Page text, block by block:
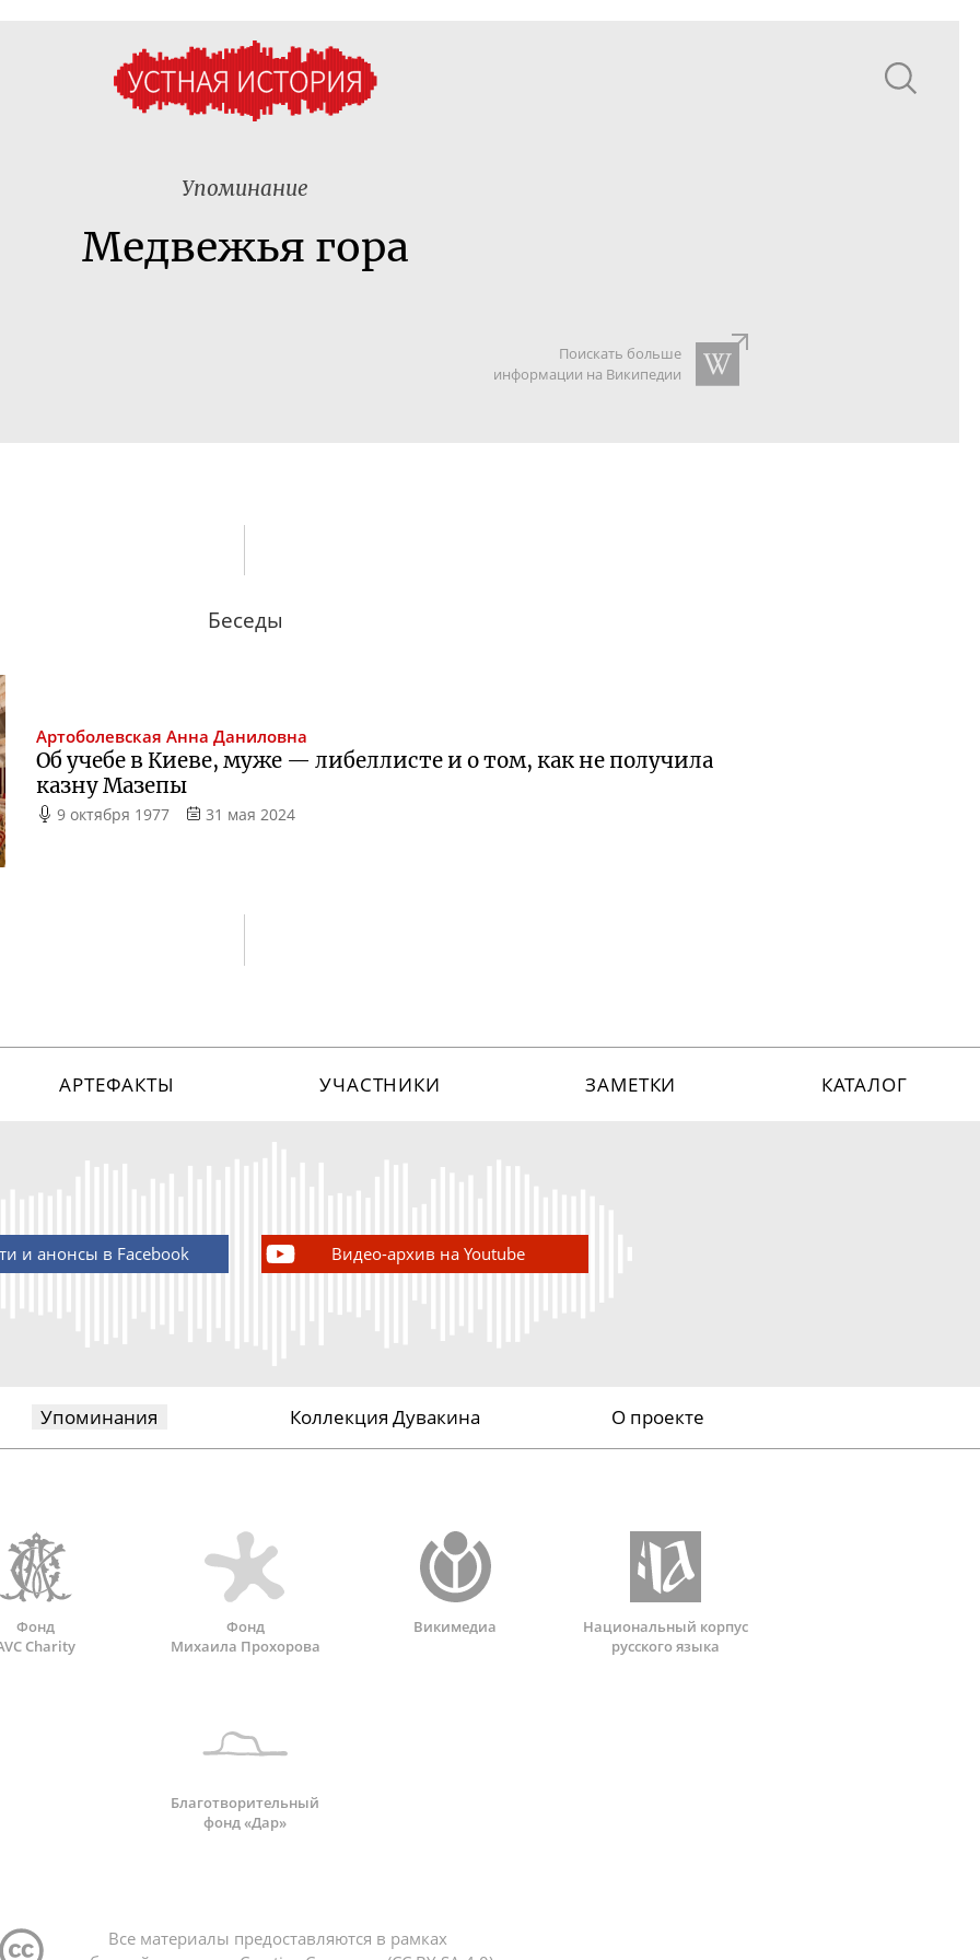
Упоминание
Медвежья гора
Поискать больше
информации на Википедии
Беседы
Артоболевская Анна Даниловна
Об учебе в Киеве, муже — либеллисте и о том, как не получила
казну Мазепы
9 октября 1977 31 мая 2024
АРТЕФАКТЫ УЧАСТНИКИ ЗАМЕТКИ КАТАЛОГ
и анонсы в Facebook Видео-архив на Youtube
Упоминания Коллекция Дувакина О проекте
Фонд
Charity
Фонд
Михаила Прохорова
Викимедиа
Национальный корпус
русского языка
Благотворительный
фонд «Дар»
Все материалы предоставляются в рамках